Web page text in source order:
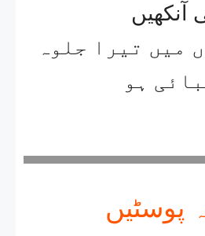
آنکھیں
میں تیرا جلوہ
ہو
پوسٹیں